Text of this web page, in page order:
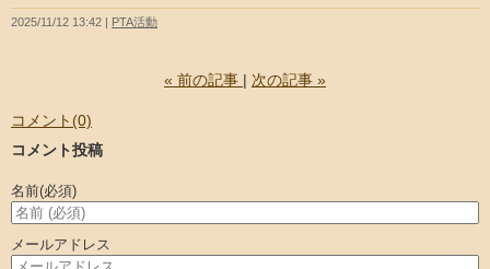
2025/11/12 13:42 PTA活動
« 前の記事 次の記事 »
コメント(0)
コメント投稿
名前(必須)
メールアドレス